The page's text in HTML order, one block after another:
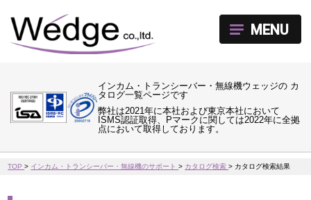
インカム・トランシーバー・無線機ウェッジの カ
タログ一覧ページです
弊社は2021年に本社および東京本社において
ISMS認証取得、Pマークに関しては2022年に全拠
点において取得しております。
MENU
TOP> インカム・トランシーバー・無線機のサポート> カタログ検索> カタログ検索結果